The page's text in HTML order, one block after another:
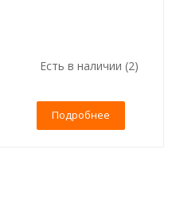
Есть в наличии (2)
Подробнее